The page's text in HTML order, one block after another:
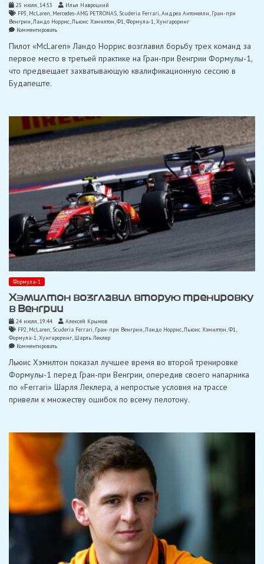
25 июля, 14:53
Илья Навроцкий
FP3, McLaren, Mercedes-AMG PETRONAS, Scuderia Ferrari,Андреа Антонелли, Гран-при
Венгрии,Ландо Норрис,Льюис Хэмилтон,Ф1,Формула-1,Хунгароринг
Комментироватьon
лидировал
третьей
тренировке
Пилот «McLaren» Ландо Норрис возглавил борьбу трех команд за
первое место в третьей практике на Гран-при Венгрии Формулы-1,
что предвещает захватывающую квалификационную сессию в
Будапеште.
Формула-1
Хэмилтон возглавил вторую тренировку
в Венгрии
24 июля, 19:44
Алексей Крымов
FP2, McLaren, Scuderia Ferrari, Гран-при Венгрии,Ландо Норрис,Льюис Хэмилтон,Ф1
Формула-1,Хунгароринг, Шарль Леклер
Комментироватьon
возглавил
тренировку
Льюис Хэмилтон показал лучшее время во второй тренировке
Формулы-1 перед Гран-при Венгрии, опередив своего напарника
по «Ferrari» Шарля Леклера, а непростые условия на трассе
привели к множеству ошибок по всему пелотону.